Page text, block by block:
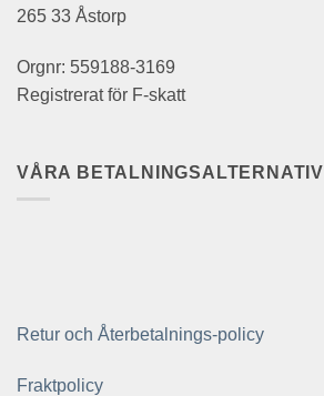
265 33 Åstorp
Orgnr: 559188-3169
Registrerat för F-skatt
VÅRA BETALNINGSALTERNATIV
Retur och Återbetalnings-policy
Fraktpolicy